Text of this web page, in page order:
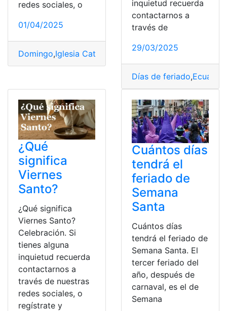
redes sociales, o
01/04/2025
Domingo,Iglesia Católica Ramos, Semana Santa
inquietud recuerda
contactarnos a
través de
29/03/2025
Días de feriado,Ecuador
¿Qué
significa
Viernes
Santo?
¿Qué significa
Viernes Santo?
Celebración. Si
tienes alguna
inquietud recuerda
contactarnos a
través de nuestras
redes sociales, o
regístrate y
Cuántos días
tendrá el
feriado de
Semana
Santa
Cuántos días
tendrá el feriado de
Semana Santa. El
tercer feriado del
año, después de
carnaval, es el de
Semana